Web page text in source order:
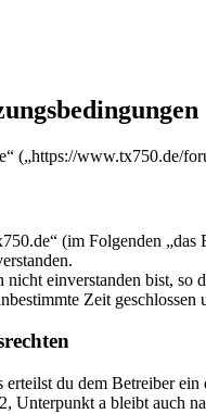
(„https://www.tx750.de/
(im Folgenden „das
nicht einverstanden bist,
Zeit
du dem Betreiber
Unterpunkt a bleibt auch